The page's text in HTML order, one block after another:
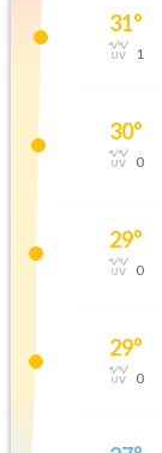
31°
1
30°
0
29°
0
29°
0